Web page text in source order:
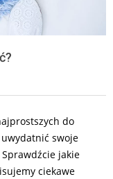
do
swoje
Sprawdźcie jakie
ciekawe